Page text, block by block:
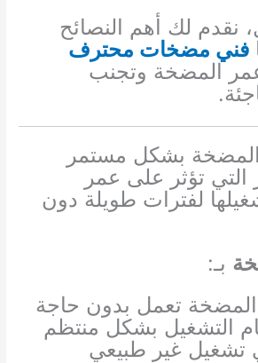
نقدم لك أهم النصائح
فني مضخات محترف
المضخة وتجنب
بشكل مستمر
التي تؤثر على عمر
لفترات طويلة دون
بـ:
تعمل بدون حاجة
التشغيل بشكل منتظم
تشغيل غير طبيعي